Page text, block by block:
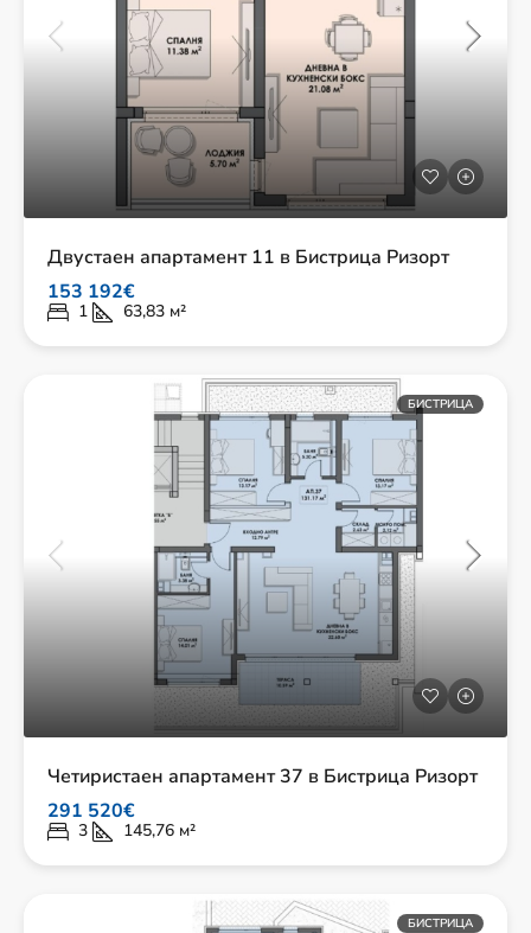
Двустаен апартамент 11 в Бистрица Ризорт
153 192€
1 63,83 м²
БИСТРИЦА
Четиристаен апартамент 37 в Бистрица Ризорт
291 520€
3 145,76 м²
БИСТРИЦА